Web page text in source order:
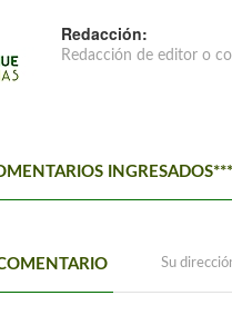
Redacción:
Redacción de editor o
INGRESADOS***
Su